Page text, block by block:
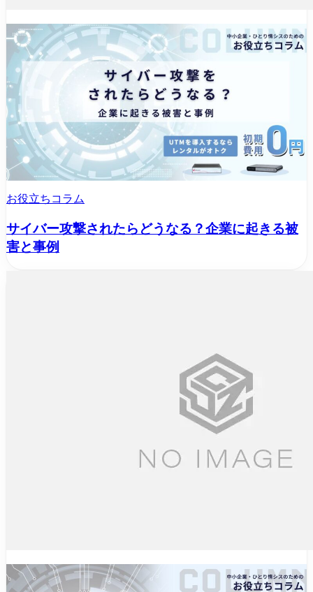
お役立ちコラム
サイバー攻撃されたらどうなる？企業に起きる被
害と事例